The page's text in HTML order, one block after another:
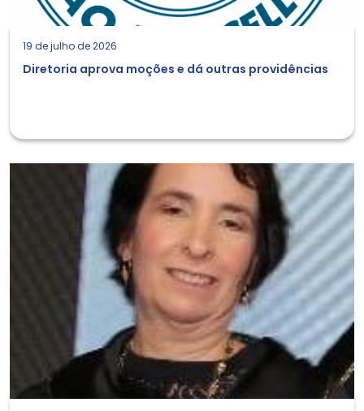
19 de julho de 2026
Diretoria aprova moções e dá outras providências